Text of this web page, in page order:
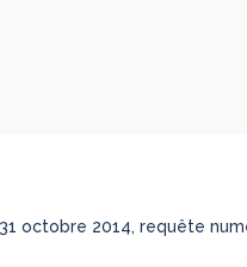
31 octobre 2014, requête